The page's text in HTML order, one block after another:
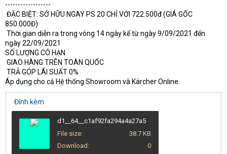
------------------
ĐẶC BIỆT: SỞ HỮU NGAY PS 20 CHỈ VỚI 722.500đ (GIÁ GỐC
850.000Đ)
Thời gian diễn ra trong vòng 14 ngày kể từ ngày 9/09/2021 đến
ngày 22/09/2021
SỐ LƯỢNG CÓ HẠN
GIAO HÀNG TRÊN TOÀN QUỐC
TRẢ GÓP LÃI SUẤT 0%
Áp dụng cho cả Hệ thống Showroom và Kärcher Online.
Đính kèm
d1__64__c1af92fa294a4a27a5905559abf6914f_master.jpg
File size
38.7 KB
Download
0